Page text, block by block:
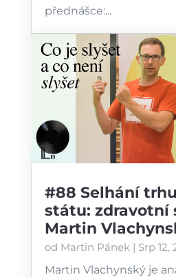
přednášce:...
#88 Selhání
státu: zdravotní
Martin
od Martin Pánek| Srp 12,
Martin Vlachynský je